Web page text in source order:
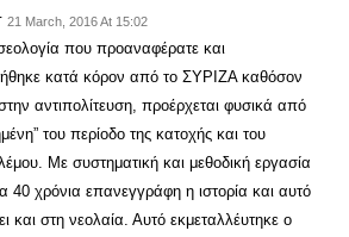
21 March, 2016 At 15:02
που προαναφέρατε και
κατά κόρον από το ΣΥΡΙΖΑ καθόσον
αντιπολίτευση, προέρχεται φυσικά από
του περίοδο της κατοχής και του
Με συστηματική και μεθοδική εργασία
40 χρόνια επανεγγράφη η ιστορία και αυτό
και στη νεολαία. Αυτό εκμεταλλέυτηκε ο